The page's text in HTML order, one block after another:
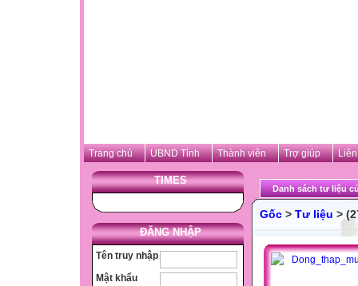
Trang chủ UBND Tỉnh Thành viên Trợ giúp
TIMES
ĐĂNG NHẬP
Tên truy nhập
Mật khẩu
Danh sách tư liệu
Gốc > Tư liệu >